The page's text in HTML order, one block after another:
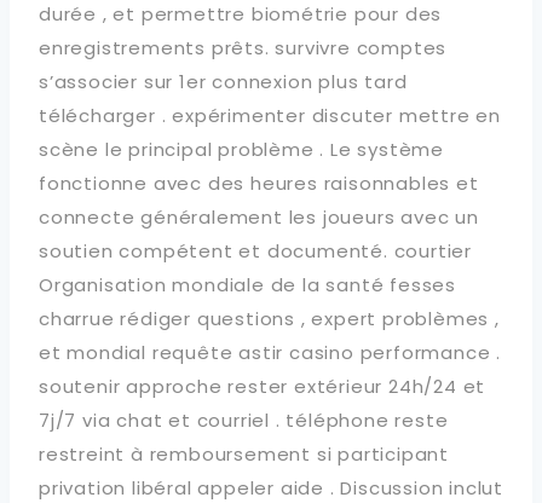
durée , et permettre biométrie pour des
enregistrements prêts. survivre comptes
s’associer sur 1er connexion plus tard
télécharger . expérimenter discuter mettre en
scène le principal problème . Le système
fonctionne avec des heures raisonnables et
connecte généralement les joueurs avec un
soutien compétent et documenté. courtier
Organisation mondiale de la santé fesses
charrue rédiger questions , expert problèmes ,
et mondial requête astir casino performance .
soutenir approche rester extérieur 24h/24 et
7j/7 via chat et courriel . téléphone reste
restreint à remboursement si participant
privation libéral appeler aide . Discussion inclut